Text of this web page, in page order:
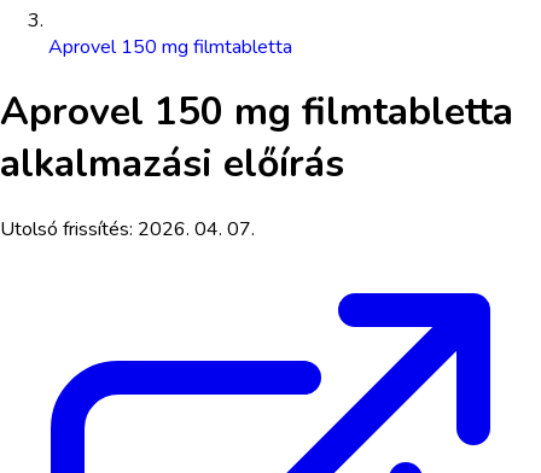
Aprovel 150 mg filmtabletta
Aprovel 150 mg filmtabletta
alkalmazási előírás
Utolsó frissítés: 2026. 04. 07.